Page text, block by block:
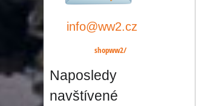
info@ww2.cz
shopww2/
Naposledy
navštívené